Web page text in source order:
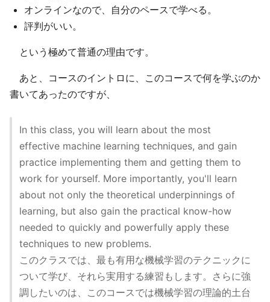
オンラインなので、自分のペースで学べる。
評判がいい。
という極めて普通の理由です。
あと、コースのイントロに、このコースで何を学ぶのか
書いてあったのですが、
In this class, you will learn about the most
effective machine learning techniques, and gain
practice implementing them and getting them to
work for yourself. More importantly, you'll learn
about not only the theoretical underpinnings of
learning, but also gain the practical know-how
needed to quickly and powerfully apply these
techniques to new problems.
このクラスでは、最も有用な機械学習のテクニックに
ついて学び、それら実用する練習もします。さらに強
調したいのは、このコースでは機械学習の理論的土台